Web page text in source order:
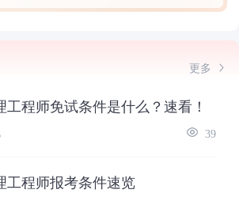
更多
工程师免试条件是什么？速看！
39
工程师报考条件速览